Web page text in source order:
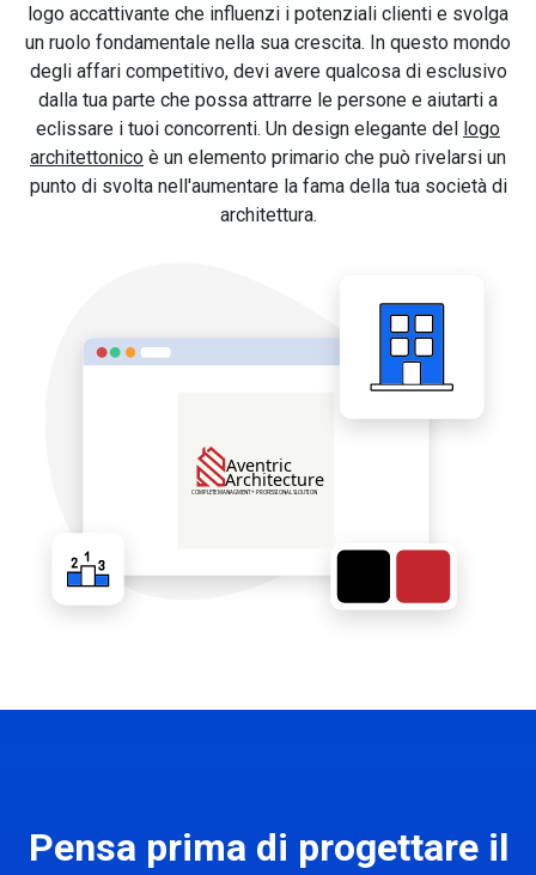
logo accattivante che influenzi i potenziali clienti e svolga
un ruolo fondamentale nella sua crescita. In questo mondo
degli affari competitivo, devi avere qualcosa di esclusivo
dalla tua parte che possa attrarre le persone e aiutarti a
eclissare i tuoi concorrenti. Un design elegante del logo
architettonico è un elemento primario che può rivelarsi un
punto di svolta nell'aumentare la fama della tua società di
architettura.
Pensa prima di progettare il